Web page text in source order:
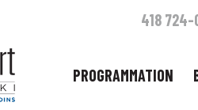
418 724-
PROGRAMMATION